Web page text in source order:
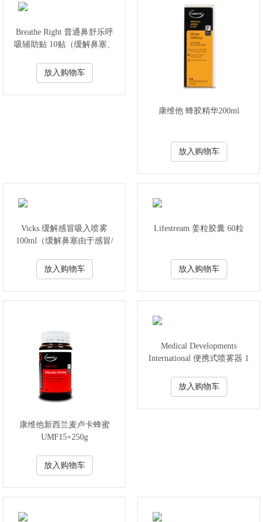
Breathe Right 普通鼻舒乐呼
吸辅助贴 10贴（缓解鼻塞、
放入购物车
康维他 蜂胶精华200ml
放入购物车
Vicks 缓解感冒吸入喷雾
100ml（缓解鼻塞由于感冒/
放入购物车
Lifestream 姜粒胶囊 60粒
放入购物车
康维他新西兰麦卢卡蜂蜜
UMF15+250g
放入购物车
Medical Developments
International 便携式喷雾器 1
放入购物车